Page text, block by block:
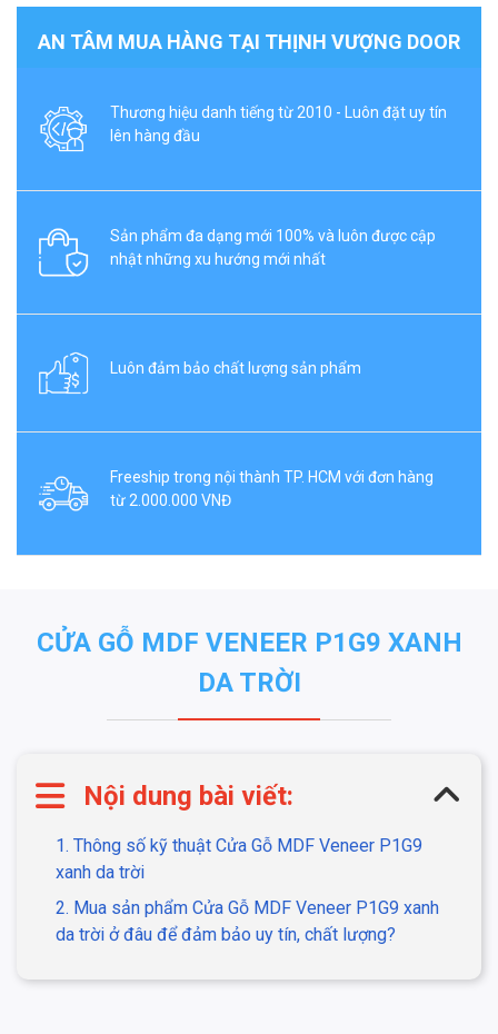
AN TÂM MUA HÀNG TẠI THỊNH VƯỢNG DOOR
Thương hiệu danh tiếng từ 2010 - Luôn đặt uy tín
lên hàng đầu
Sản phẩm đa dạng mới 100% và luôn được cập
nhật những xu hướng mới nhất
Luôn đảm bảo chất lượng sản phẩm
Freeship trong nội thành TP. HCM với đơn hàng
từ 2.000.000 VNĐ
CỬA GỖ MDF VENEER P1G9 XANH
DA TRỜI
Nội dung bài viết:
1. Thông số kỹ thuật Cửa Gỗ MDF Veneer P1G9
xanh da trời
2. Mua sản phẩm Cửa Gỗ MDF Veneer P1G9 xanh
da trời ở đâu để đảm bảo uy tín, chất lượng?